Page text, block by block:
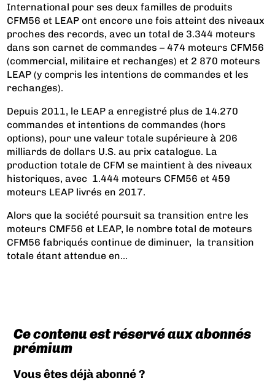
International pour ses deux familles de produits
CFM56 et LEAP ont encore une fois atteint des niveaux
proches des records, avec un total de 3.344 moteurs
dans son carnet de commandes – 474 moteurs CFM56
(commercial, militaire et rechanges) et 2 870 moteurs
LEAP (y compris les intentions de commandes et les
rechanges).
Depuis 2011, le LEAP a enregistré plus de 14.270
commandes et intentions de commandes (hors
options), pour une valeur totale supérieure à 206
milliards de dollars U.S. au prix catalogue. La
production totale de CFM se maintient à des niveaux
historiques, avec 1.444 moteurs CFM56 et 459
moteurs LEAP livrés en 2017.
Alors que la société poursuit sa transition entre les
moteurs CMF56 et LEAP, le nombre total de moteurs
CFM56 fabriqués continue de diminuer, la transition
totale étant attendue en...
Ce contenu est réservé aux abonnés
prémium
Vous êtes déjà abonné ?